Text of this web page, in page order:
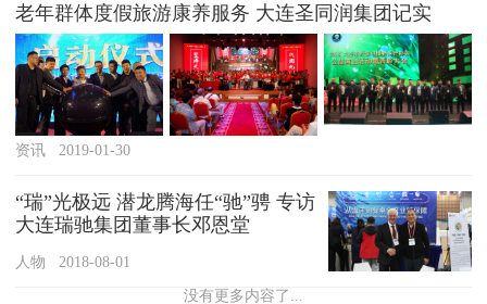
老年群体度假旅游康养服务 大连圣同润集团记实
资讯 2019-01-30
“瑞”光极远 潜龙腾海任“驰”骋 专访
大连瑞驰集团董事长邓恩堂
人物 2018-08-01
没有更多内容了...